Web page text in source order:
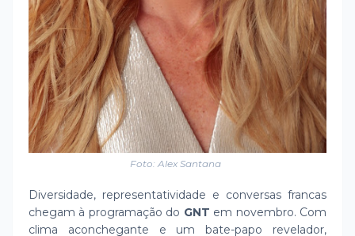
Foto: Alex Santana
Diversidade, representatividade e conversas francas
chegam à programação do GNT em novembro. Com
clima aconchegante e um bate-papo revelador,